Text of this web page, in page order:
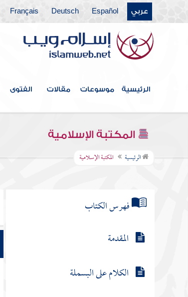
عربي Español
Deutsch
Français
الرئيسية موسوعات مقالات الفتوى
المكتبة الإسلامية
الرئيسية المكتبة الإسلامية
فهرس الكتاب
المقدمة
الكلام على البسملة